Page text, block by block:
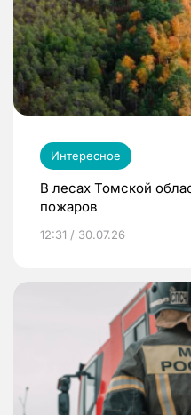
Интересное
В лесах Томской
пожаров
12:31 / 30.07.26